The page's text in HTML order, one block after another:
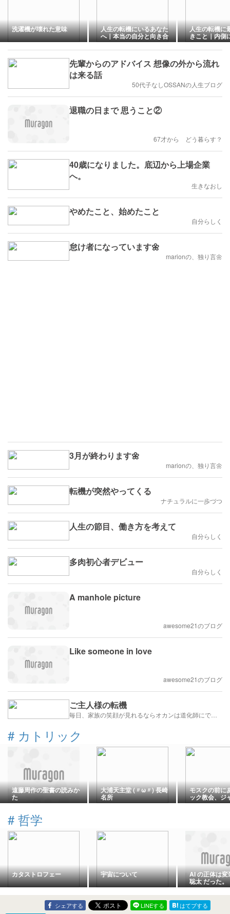
洗濯機が壊れた意味 人生の転機にいるあなた
へ｜本当の自分と向き合
う方法と手放しのヒント
人生の転機に
きこと｜内側
のサイン 〜
旅より
先輩からのアドバイス 想像の外から流れ
は来る話
50代子なしOSSANの人生ブログ
退職の日まで 思うこと②
67才から どう暮らす？
40歳になりました。底辺から上場企業
へ。
生きなおし
やめたこと、始めたこと
自分らしく
怠け者になっています🌼
marionの、独り言🌼
3月が終わります🌼
marionの、独り言🌼
転機が突然やってくる
ナチュラルに一歩づつ
人生の節目、働き方を考えて
自分らしく
多肉初心者デビュー
自分らしく
A manhole picture
awesome21のブログ
Like someone in love
awesome21のブログ
ご主人様の転機
# カトリック
遠藤周作の聖書の読みか
た
大浦天主堂 (〃ω〃) 長崎
名所
モスクの前に
ック教会、ジ
聖堂（カテド
# 哲学
カタストロフェー 宇宙について AI の正体は変
聡太 だった。
シェアする LINEする
はてブする